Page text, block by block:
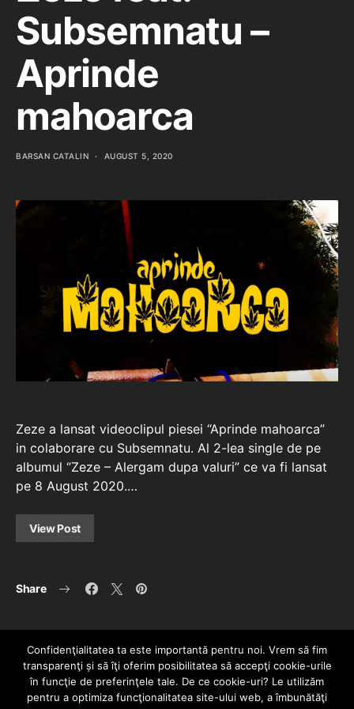
Subsemnatu –
Aprinde
mahoarca
BARSAN CATALIN AUGUST 5, 2020
Zeze a lansat videoclipul piesei “Aprinde mahoarca”
in colaborare cu Subsemnatu. Al 2-lea single de pe
albumul “Zeze – Alergam dupa valuri” ce va fi lansat
pe 8 August 2020.…
View Post
Share
Confidenţialitatea ta este importantă pentru noi. Vrem să fim
transparenţi și să îţi oferim posibilitatea să accepţi cookie-urile
în funcţie de preferinţele tale. De ce cookie-uri? Le utilizăm
pentru a optimiza funcţionalitatea site-ului web, a îmbunătăţi